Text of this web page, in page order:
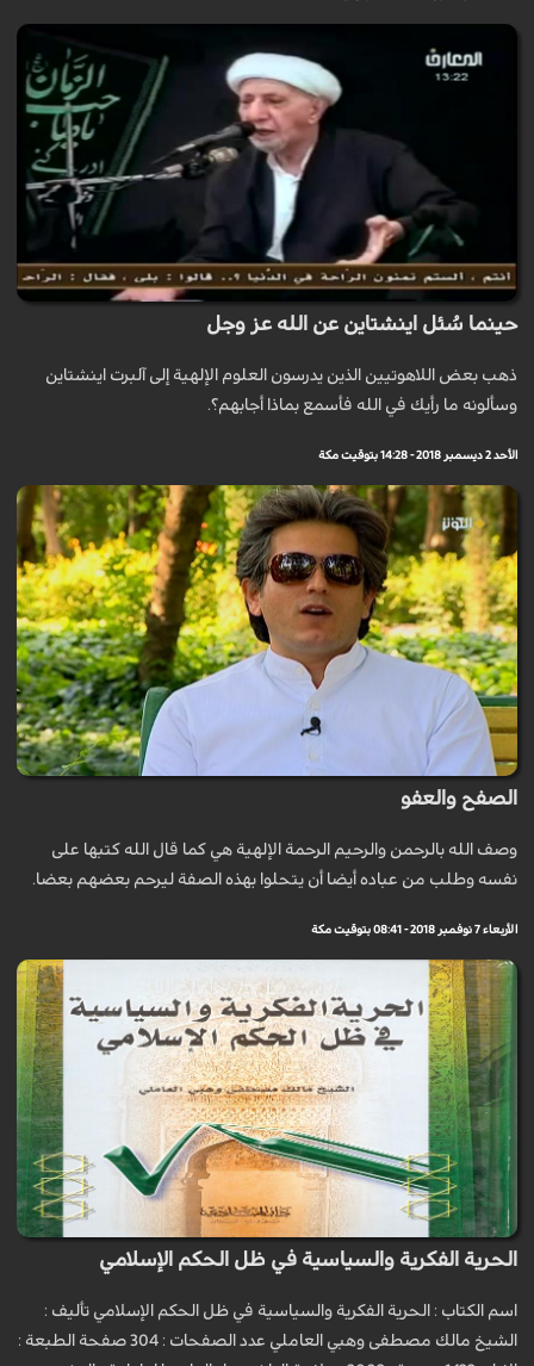
حينما سُئل اينشتاين عن الله عز وجل
ذهب بعض اللاهوتيين الذين يدرسون العلوم الإلهية إلى آلبرت اينشتاين
وسألونه ما رأيك في الله فأسمع بماذا أجابهم؟.
الأحد 2 ديسمبر 2018 - 14:28 بتوقيت مكة
الصفح والعفو
وصف الله بالرحمن والرحيم الرحمة الإلهية هي كما قال الله كتبها على
نفسه وطلب من عباده أيضا أن يتحلوا بهذه الصفة ليرحم بعضهم بعضا.
الأربعاء 7 نوفمبر 2018 - 08:41 بتوقيت مكة
الحرية الفكرية والسياسية في ظل الحكم الإسلامي
اسم الكتاب : الحرية الفكرية والسياسية في ظل الحكم الإسلامي تأليف :
الشيخ مالك مصطفى وهبي العاملي عدد الصفحات : 304 صفحة الطبعة :